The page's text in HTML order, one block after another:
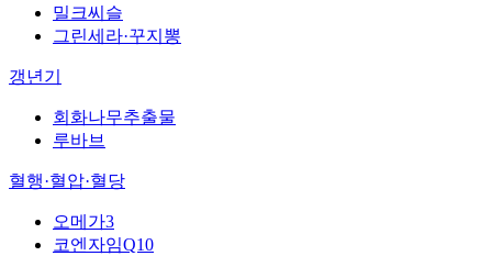
밀크씨슬
그린세라·꾸지뽕
갱년기
회화나무추출물
루바브
혈행·혈압·혈당
오메가3
코엔자임Q10